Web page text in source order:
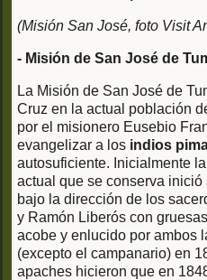
(Misión San José, foto Visit
- Misión de San José de
La Misión de San José de
Cruz en la actual población
por el misionero Eusebio
evangelizar a los indios
autosuficiente. Inicialmente
actual que se conserva
bajo la dirección de los
y Ramón Liberós con
acobe y enlucido por ambos
(excepto el campanario) en
apaches hicieron que en